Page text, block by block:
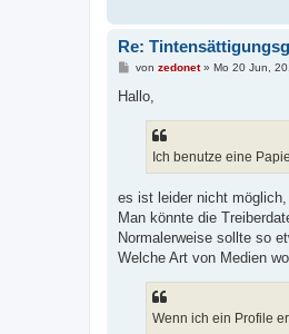
Re:
B
i
von zedonet» Mo 20 Jun,
Hallo,
Ich benutze eine
es ist leider nicht
Man könnte die
Normalerweise sollte so
Welche Art von Medien
Wenn ich ein Profile